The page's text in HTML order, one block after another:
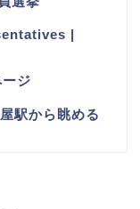
|
ジ
駅から眺める